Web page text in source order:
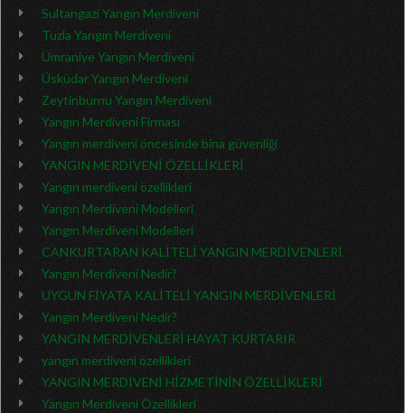
Sultangazi Yangın Merdiveni
Tuzla Yangın Merdiveni
Ümraniye Yangın Merdiveni
Üsküdar Yangın Merdiveni
Zeytinburnu Yangın Merdiveni
Yangın Merdiveni Firması
Yangın merdiveni öncesinde bina güvenliği
YANGIN MERDİVENİ ÖZELLİKLERİ
Yangın merdiveni özellikleri
Yangın Merdiveni Modelleri
Yangın Merdiveni Modelleri
CANKURTARAN KALİTELİ YANGIN MERDİVENLERİ
Yangın Merdiveni Nedir?
UYGUN FİYATA KALİTELİ YANGIN MERDİVENLERİ
Yangın Merdiveni Nedir?
YANGIN MERDİVENLERİ HAYAT KURTARIR
yangın merdiveni özellikleri
YANGIN MERDİVENİ HİZMETİNİN ÖZELLİKLERİ
Yangın Merdiveni Özellikleri